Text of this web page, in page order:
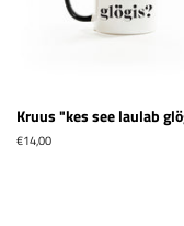
Kruus "kes see laulab
Tavahind
€14,00